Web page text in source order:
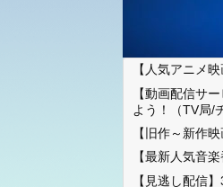
【人気アニメ
【動画配信サ
よう！（TV局/
【旧作～新作
【最新人気音
【見逃し配信